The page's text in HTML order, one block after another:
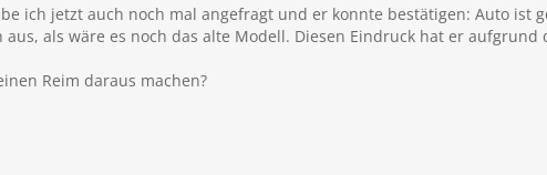
ich jetzt auch noch mal angefragt und er konnte bestätigen: Auto ist
aus, als wäre es noch das alte Modell. Diesen Eindruck hat er aufgrund
Reim daraus machen?